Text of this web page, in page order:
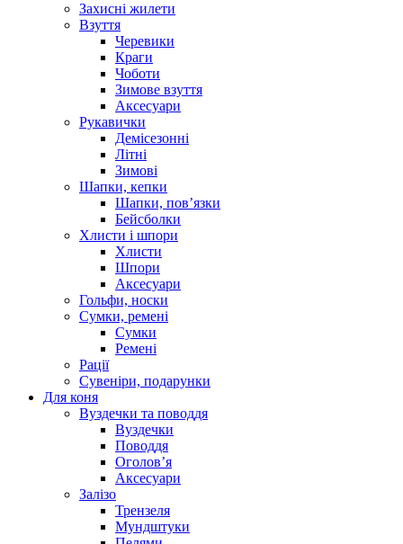
Захисні жилети
Взуття
Черевики
Краги
Чоботи
Зимове взуття
Аксесуари
Рукавички
Демісезонні
Літні
Зимові
Шапки, кепки
Шапки, пов’язки
Бейсболки
Хлисти і шпори
Хлисти
Шпори
Аксесуари
Гольфи, носки
Сумки, ремені
Сумки
Ремені
Рації
Сувеніри, подарунки
Для коня
Вуздечки та поводдя
Вуздечки
Поводдя
Оголов’я
Аксесуари
Залізо
Трензеля
Мундштуки